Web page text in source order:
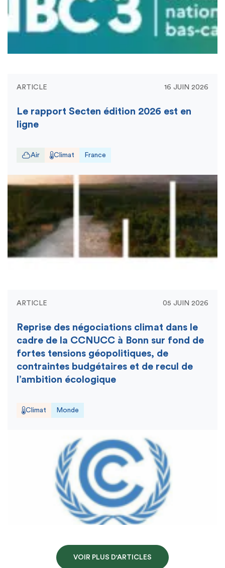
ARTICLE 16 JUIN 2026
Le rapport Secten édition 2026 est en
ligne
Air Climat France
ARTICLE 05 JUIN 2026
Reprise des négociations climat dans le
cadre de la CCNUCC à Bonn sur fond de
fortes tensions géopolitiques, de
contraintes budgétaires et de recul de
l’ambition écologique
Climat Monde
VOIR PLUS D'ARTICLES